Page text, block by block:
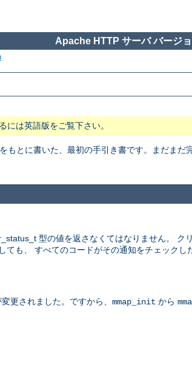
Apache HTTP サーバ バージ
は英語版をご覧下さい。
もとに書いた、最初の手引き書です。まだまだ
型の値を返さなくてはなりません。 ク
ても、 すべてのコードがその通知をチェックし
更されました。ですから、 mmap_init から